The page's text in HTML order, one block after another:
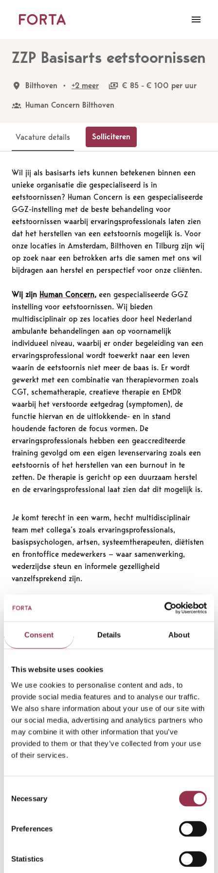
Consent Details About
This website uses cookies
We use cookies to personalise content and ads, to
provide social media features and to analyse our traffic.
We also share information about your use of our site with
our social media, advertising and analytics partners who
may combine it with other information that you’ve
provided to them or that they’ve collected from your use
of their services.
Selection
Necessary
Preferences
Statistics
Homepagina
ZZP Basisarts eetstoornissen
Bilthoven • +2 meer € 85 - € 100 per uur
Human Concern Bilthoven
Vacature details Solliciteren
Wil jij als basisarts iets kunnen betekenen binnen een
unieke organisatie die gespecialiseerd is in
eetstoornissen? Human Concern is een gespecialiseerde
GGZ-instelling met de beste behandeling voor
eetstoornissen waarbij ervaringsprofessionals laten zien
dat het herstellen van een eetstoornis mogelijk is. Voor
onze locaties in Amsterdam, Bilthoven en Tilburg zijn wij
op zoek naar een betrokken arts die samen met ons wil
bijdragen aan herstel en perspectief voor onze cliënten.
Wij zijn Human Concern, een gespecialiseerde GGZ
instelling voor eetstoornissen. Wij bieden
multidisciplinair op zes locaties door heel Nederland
ambulante behandelingen aan op voornamelijk
individueel niveau, waarbij er onder begeleiding van een
ervaringsprofessional wordt toewerkt naar een leven
waarin de eetstoornis niet meer de baas is. Er wordt
gewerkt met een combinatie van therapievormen zoals
CGT, schematherapie, creatieve therapie en EMDR
waarbij het verstoorde eetgedrag (symptomen), de
functie hiervan en de uitlokkende- en in stand
houdende factoren de focus vormen. De
ervaringsprofessionals hebben een geaccrediteerde
training gevolgd om een eigen levenservaring zoals een
eetstoornis of het herstellen van een burnout in te
zetten. De therapie is gericht op een duurzaam herstel
en de ervaringsprofessional laat zien dat dit mogelijk is.
Je komt terecht in een warm, hecht multidisciplinair
team met collega’s zoals ervaringsprofessionals,
basispsychologen, artsen, systeemtherapeuten, diëtisten
en frontoffice medewerkers — waar samenwerking,
wederzijdse steun en informele gezelligheid
vanzelfsprekend zijn.
Over de functie
conditie. Als somatisch arts maak je een inschatting van
deze lichamelijke conditie tijdens het intakeproces en
traject. Je maakt deel uit van het multidisciplinaire
behandelteam, bent bereikbaar voor overleg met de
verschillende disciplines en overlegt met
specialisten/huisartsen in de regio.
Wat kun je van ons verwachten?
De mogelijkheid om dit warme en informele team
Uurtarief in overleg;
Wat verwachten wij van jou?
Je hebt een BIG-registratie als arts (ANIOS);
Je werkt graag in een multidisciplinair team met